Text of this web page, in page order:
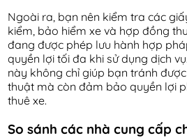
Ngoài ra, bạn nên kiểm tra các
kiểm, bảo hiểm xe và hợp đồng
đang được phép lưu hành hợp
quyền lợi tối đa khi sử dụng dịch
này không chỉ giúp bạn tránh
thuật mà còn đảm bảo quyền lợi
thuê xe.
So sánh các nhà cung cấp